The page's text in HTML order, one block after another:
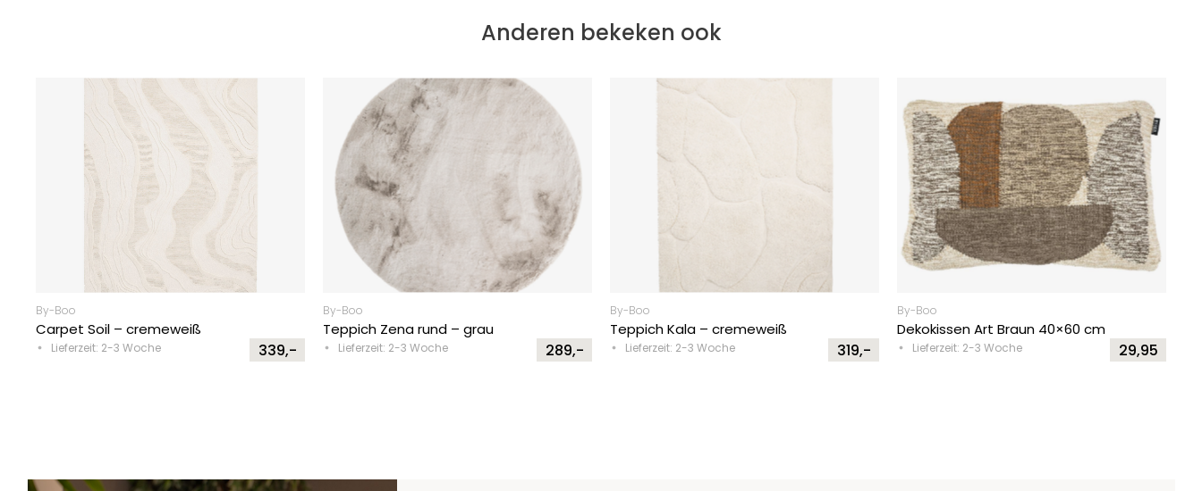
Anderen bekeken ook
By-Boo
Carpet Soil – cremeweiß
Lieferzeit: 2-3 Woche 339,-
By-Boo
Teppich Zena rund – grau
Lieferzeit: 2-3 Woche 289,-
By-Boo
Teppich Kala – cremeweiß
Lieferzeit: 2-3 Woche 319,-
By-Boo
Dekokissen Art Braun 40×60 cm
Lieferzeit: 2-3 Woche 29,95